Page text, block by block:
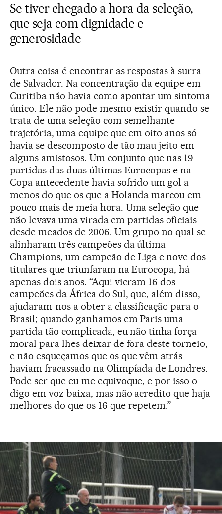
Se tiver chegado a hora da seleção,
que seja com dignidade e
generosidade
Outra coisa é encontrar as respostas à surra
de Salvador. Na concentração da equipe em
Curitiba não havia como apontar um sintoma
único. Ele não pode mesmo existir quando se
trata de uma seleção com semelhante
trajetória, uma equipe que em oito anos só
havia se descomposto de tão mau jeito em
alguns amistosos. Um conjunto que nas 19
partidas das duas últimas Eurocopas e na
Copa antecedente havia sofrido um gol a
menos do que os que a Holanda marcou em
pouco mais de meia hora. Uma seleção que
não levava uma virada em partidas oficiais
desde meados de 2006. Um grupo no qual se
alinharam três campeões da última
Champions, um campeão de Liga e nove dos
titulares que triunfaram na Eurocopa, há
apenas dois anos. “Aqui vieram 16 dos
campeões da África do Sul, que, além disso,
ajudaram-nos a obter a classificação para o
Brasil; quando ganhamos em Paris uma
partida tão complicada, eu não tinha força
moral para lhes deixar de fora deste torneio,
e não esqueçamos que os que vêm atrás
haviam fracassado na Olimpíada de Londres.
Pode ser que eu me equivoque, e por isso o
digo em voz baixa, mas não acredito que haja
melhores do que os 16 que repetem.”